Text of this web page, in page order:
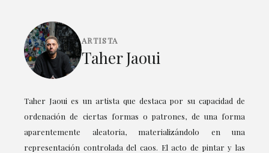
ARTISTA
Taher Jaoui
Taher Jaoui es un artista que destaca por su capacidad de
ordenación de ciertas formas o patrones, de una forma
aparentemente aleatoria, materializándolo en una
representación controlada del caos. El acto de pintar y las